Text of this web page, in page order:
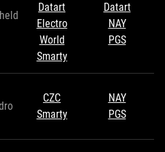
Datart
Electro
World
Smarty
Datart
NAY
PGS
CZC
Smarty
NAY
PGS